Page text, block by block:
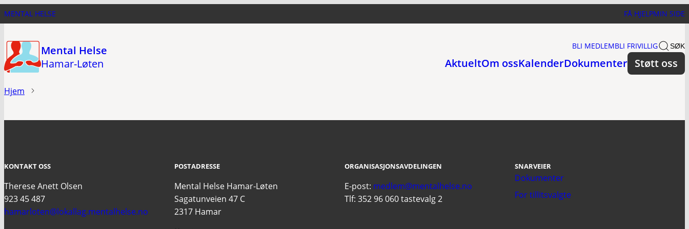
Hopp
til
hovedinnhold
MENTAL HELSE FÅ HJELPMIN SIDE
Mental Helse
Hamar-Løten
BLI MEDLEMBLI FRIVILLIG SØK
AktueltOm ossKalenderDokumenter Støtt oss
Hjem
KONTAKT OSS
Therese Anett Olsen
923 45 487
hamarloten@lokallag.mentalhelse.no
POSTADRESSE
Mental Helse Hamar-Løten
Sagatunveien 47 C
2317 Hamar
ORGANISASJONSAVDELINGEN
E-post: medlem@mentalhelse.no
Tlf: 352 96 060 tastevalg 2
SNARVEIER
Dokumenter
For tillitsvalgte